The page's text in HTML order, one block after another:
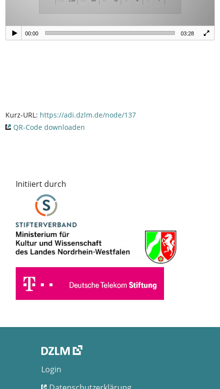
00:00 03:28
Kurz-URL: https://adi.dzlm.de/node/137
QR-Code downloaden
Initiiert durch
Login